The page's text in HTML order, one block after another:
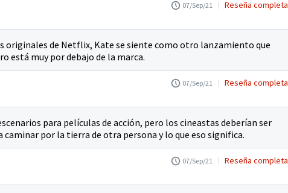
07/Sep/21 Reseña completa
originales de Netflix, Kate se siente como otro lanzamiento que
está muy por debajo de la marca.
07/Sep/21 Reseña completa
para películas de acción, pero los cineastas deberían ser
caminar por la tierra de otra persona y lo que eso significa.
07/Sep/21 Reseña completa